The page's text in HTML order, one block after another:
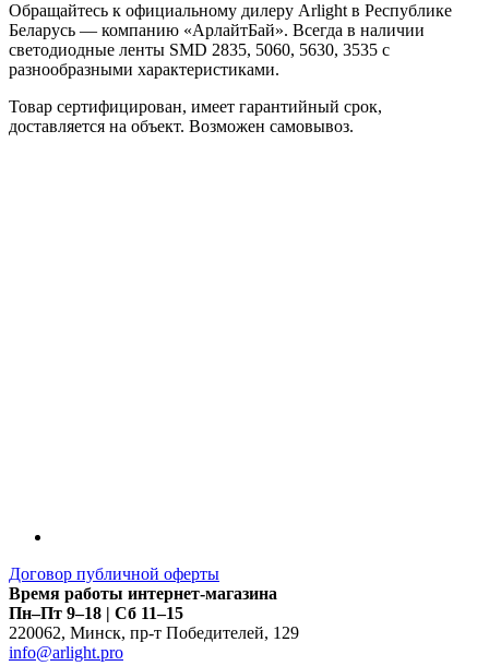
Обращайтесь к официальному дилеру Arlight в Республике
Беларусь — компанию «АрлайтБай». Всегда в наличии
светодиодные ленты SMD 2835, 5060, 5630, 3535 с
разнообразными характеристиками.
Товар сертифицирован, имеет гарантийный срок,
доставляется на объект. Возможен самовывоз.
Договор публичной оферты
Время работы интернет-магазина
Пн–Пт 9–18 | Сб 11–15
220062, Минск, пр-т Победителей, 129
info@arlight.pro